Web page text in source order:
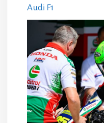
Audi F1